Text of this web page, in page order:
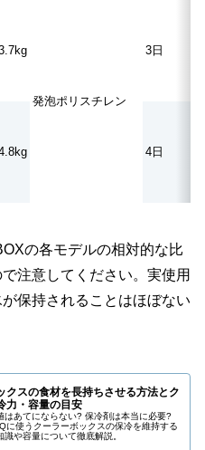
発泡ポリスチレン
3日
4日
の各モデルの相対的な比
注意してください。実使用
保持されることはほぼない
クスの食材を長持ちさせる方法とク
力・容量の目安
ならない? 保冷剤は本当に必要?
に使うクーラーボックスの保冷を維持する
識や容量について徹底解説。